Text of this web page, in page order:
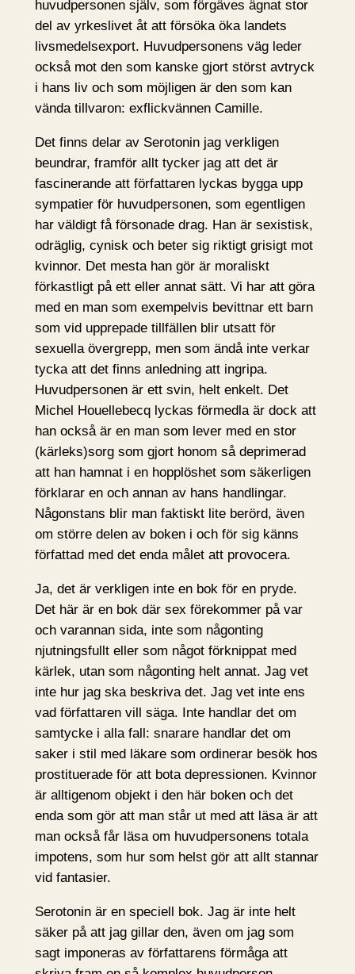
huvudpersonen själv, som förgäves ägnat stor
del av yrkeslivet åt att försöka öka landets
livsmedelsexport. Huvudpersonens väg leder
också mot den som kanske gjort störst avtryck
i hans liv och som möjligen är den som kan
vända tillvaron: exflickvännen Camille.
Det finns delar av Serotonin jag verkligen
beundrar, framför allt tycker jag att det är
fascinerande att författaren lyckas bygga upp
sympatier för huvudpersonen, som egentligen
har väldigt få försonade drag. Han är sexistisk,
odräglig, cynisk och beter sig riktigt grisigt mot
kvinnor. Det mesta han gör är moraliskt
förkastligt på ett eller annat sätt. Vi har att göra
med en man som exempelvis bevittnar ett barn
som vid upprepade tillfällen blir utsatt för
sexuella övergrepp, men som ändå inte verkar
tycka att det finns anledning att ingripa.
Huvudpersonen är ett svin, helt enkelt. Det
Michel Houellebecq lyckas förmedla är dock att
han också är en man som lever med en stor
(kärleks)sorg som gjort honom så deprimerad
att han hamnat i en hopplöshet som säkerligen
förklarar en och annan av hans handlingar.
Någonstans blir man faktiskt lite berörd, även
om större delen av boken i och för sig känns
författad med det enda målet att provocera.
Ja, det är verkligen inte en bok för en pryde.
Det här är en bok där sex förekommer på var
och varannan sida, inte som någonting
njutningsfullt eller som något förknippat med
kärlek, utan som någonting helt annat. Jag vet
inte hur jag ska beskriva det. Jag vet inte ens
vad författaren vill säga. Inte handlar det om
samtycke i alla fall: snarare handlar det om
saker i stil med läkare som ordinerar besök hos
prostituerade för att bota depressionen. Kvinnor
är alltigenom objekt i den här boken och det
enda som gör att man står ut med att läsa är att
man också får läsa om huvudpersonens totala
impotens, som hur som helst gör att allt stannar
vid fantasier.
Serotonin är en speciell bok. Jag är inte helt
säker på att jag gillar den, även om jag som
sagt imponeras av författarens förmåga att